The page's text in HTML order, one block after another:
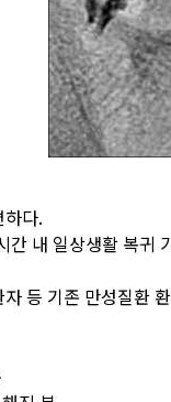
다.
간 내 일상생활 복귀
등 기존 만성질환